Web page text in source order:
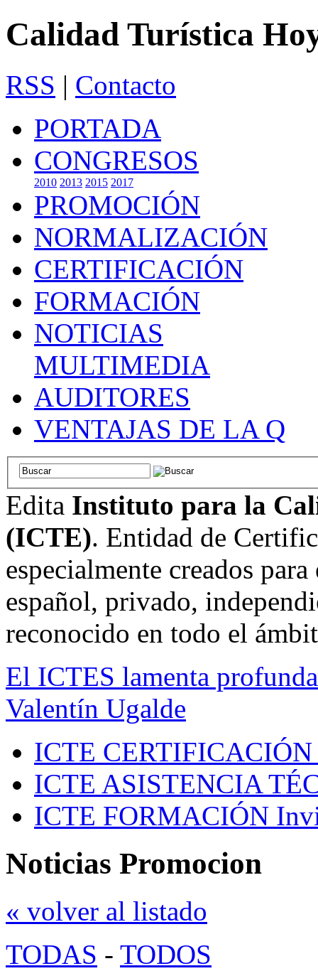
Calidad Turística
RSS | Contacto
PORTADA
CONGRESOS
2010 2013 2015 2017
PROMOCIÓN
NORMALIZACIÓN
CERTIFICACIÓN
FORMACIÓN
NOTICIAS
MULTIMEDIA
AUDITORES
VENTAJAS DE LA Q
Edita Instituto para la
(ICTE). Entidad de
especialmente creados
español, privado,
reconocido en todo el
El ICTES lamenta
Valentín Ugalde
ICTE CERTIFICACIÓN
ICTE ASISTENCIA
ICTE FORMACIÓN
Noticias Promocion
« volver al listado
TODAS - TODOS